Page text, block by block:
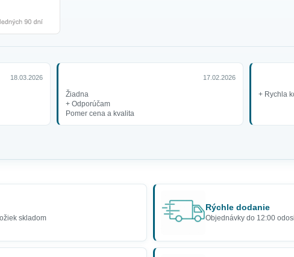
18.03.2026 17.02.2026
Žiadna
+ Odporúčam
Pomer cena a kvalita
+ Rychla
skladom
Rýchle dodanie
Objednávky do 12:00